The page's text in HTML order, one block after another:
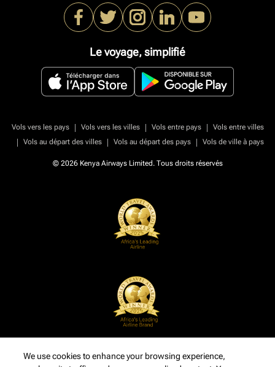
Le voyage, simplifié
Vols vers les pays | Vols vers les villes | Vols entre pays |
Vols entre villes
|
Vols au départ des villes | Vols au départ des pays | Vols de ville à pays
© 2026 Kenya Airways Limited. Tous droits réservés
We use cookies to enhance your browsing experience,